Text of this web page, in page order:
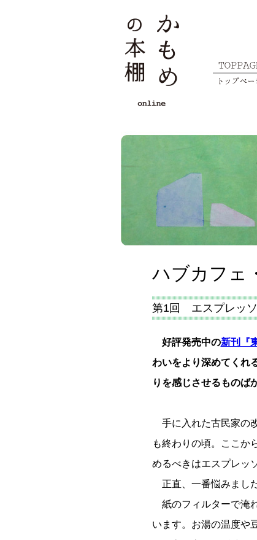
ハブカフェ
第1回 エスプレッ
好評発売中の新刊『
わいをより深めてくれ
りを感じさせるものば
手に入れた古民家の
も終わりの頃。ここか
めるべきはエスプレッ
正直、一番悩みました
紙のフィルターで淹
います。お湯の温度や